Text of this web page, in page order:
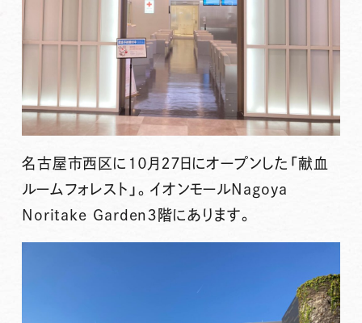
名古屋市西区に１０月２７日にオープンした「献血
ルームフォレスト」。イオンモールNagoya
Noritake Garden３階にあります。